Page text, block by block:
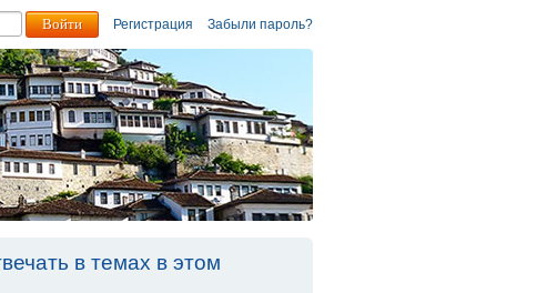
Регистрация Забыли пароль?
в темах в этом